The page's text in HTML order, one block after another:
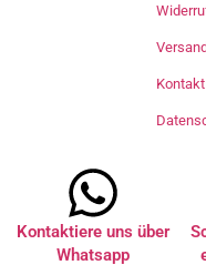
Kontaktiere uns über
Whatsapp